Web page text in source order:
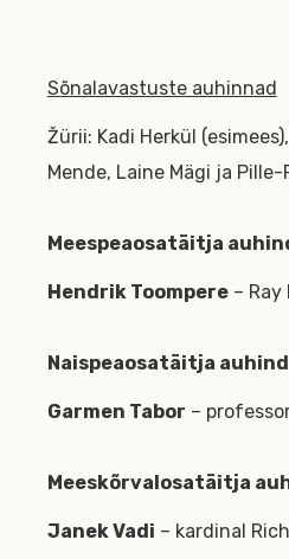
Sõnalavastuste auhinnad
Žürii: Kadi Herkül
Mende, Laine Mägi ja Pille-
Meespeaosatäitja
Hendrik Toompere– Ray
Naispeaosatäitja auhind
Garmen Tabor –
Meeskõrvalosatäitja
Janek Vadi – kardinal